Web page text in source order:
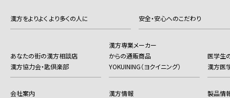
漢方をよりよく より多くの人に 安全・安心へのこだわり
あなたの街の漢方相談店
漢方協力会・匙倶楽部
漢方専業メーカー
からの通販商品
YOKUINING（ヨクイニング）
医学生
漢方医
会社案内 漢方情報 製品情